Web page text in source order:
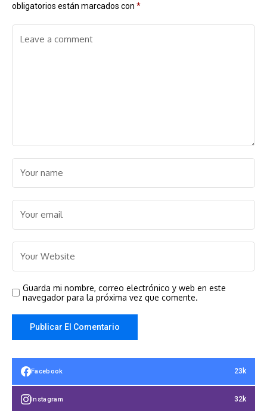
obligatorios están marcados con *
Guarda mi nombre, correo electrónico y web en este
navegador para la próxima vez que comente.
Facebook 23k
Instagram 32k